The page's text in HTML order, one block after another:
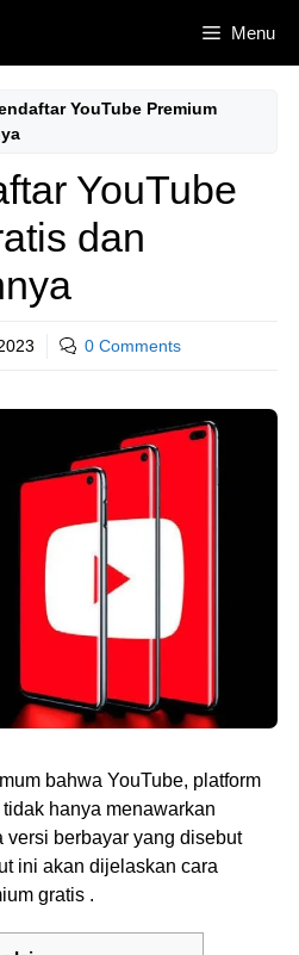
Menu
YouTube Premium
YouTube
dan
0 Comments
bahwa YouTube, platform
hanya menawarkan
versi berbayar yang disebut
ini akan dijelaskan cara
gratis .